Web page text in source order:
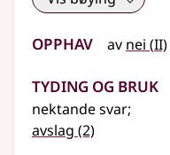
Opphav av nei (2
II)
Tyding og bruk
nektande svar;
avslag (2)